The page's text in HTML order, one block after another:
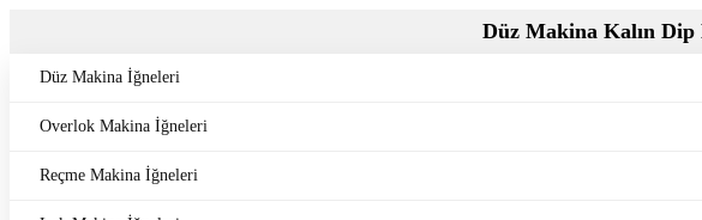
Düz Makina Kalın Dip
Düz Makina İğneleri
Overlok Makina İğneleri
Reçme Makina İğneleri